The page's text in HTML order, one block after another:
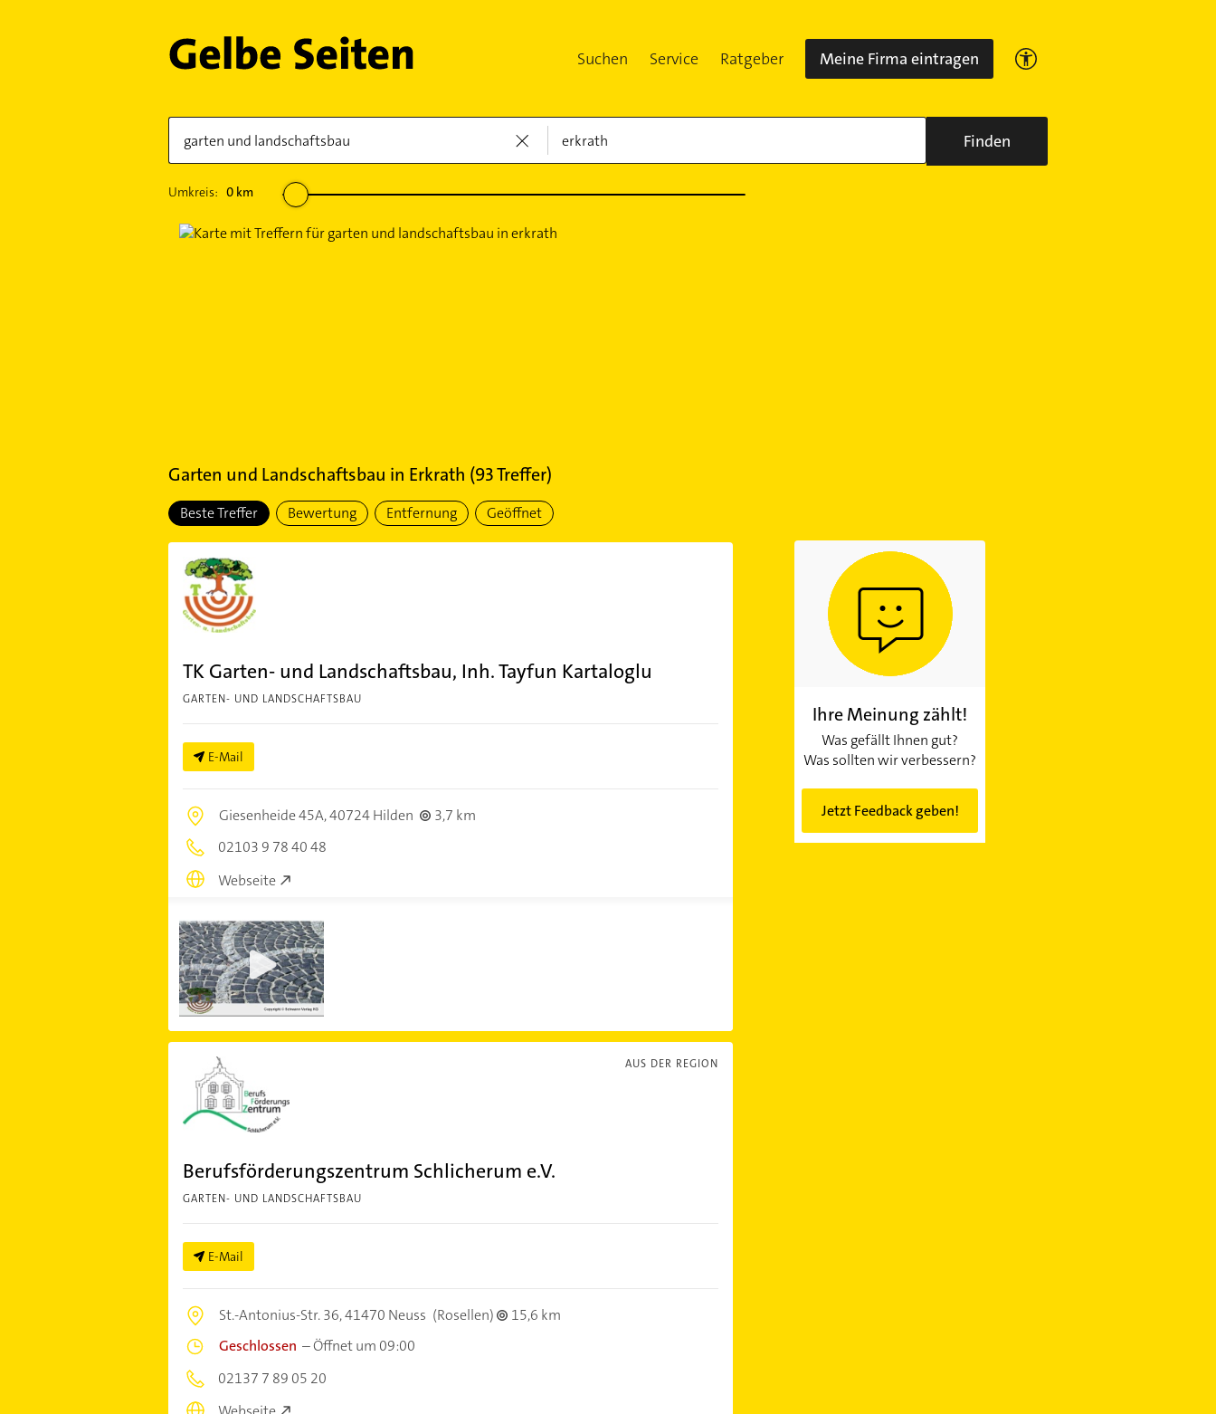
Suchen Service Ratgeber Meine Firma eintragen
Finden
Umkreis: 0km
Garten und Landschaftsbau in Erkrath (93Treffer)
Beste Treffer Bewertung Entfernung Geöffnet
TK Garten- und Landschaftsbau, Inh. Tayfun Kartaloglu
GARTEN- UND LANDSCHAFTSBAU
E-Mail
Giesenheide 45A,40724 Hilden
3,7 km
02103 9 78 40 48
Webseite
AUS DER REGION
Berufsförderungszentrum Schlicherum e.V.
GARTEN- UND LANDSCHAFTSBAU
E-Mail
St.-Antonius-Str. 36,41470 Neuss (Rosellen)
15,6 km
Geschlossen –Öffnet um 09:00
02137 7 89 05 20
Ihre Meinung zählt!
Was gefällt Ihnen gut?
Was sollten wir verbessern?
Jetzt Feedback geben!